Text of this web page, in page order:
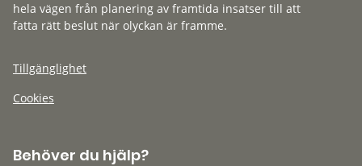
hela vägen från planering av framtida insatser till att
fatta rätt beslut när olyckan är framme.
Tillgänglighet
Cookies
Behöver du hjälp?